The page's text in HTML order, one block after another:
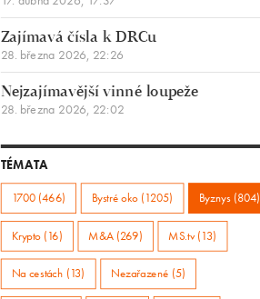
Zajímavá čísla k DRCu
28. března 2026, 22:26
Nejzajímavější vinné loupeže
28. března 2026, 22:02
TÉMATA
1700 (466) Bystré oko (1205) Byznys (804)
Krypto (16) M&A (269) MS.tv (13)
Na cestách (13) Nezařazené (5)